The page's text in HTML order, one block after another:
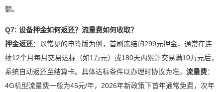
额。
Q7: 设备押金如何返还？流量费如何收取？
押金返还：以常见的电签版为例，首刷冻结的299元押金，通常在连
续12个月每月交易达标（如1万元）或180天内累计交易满10万元后，
系统自动返还至结算卡。具体达标条件以办理时协议为准。 流量费：
4G机型流量费一般为45元/年，2026年新政策下首年通常免费，次年